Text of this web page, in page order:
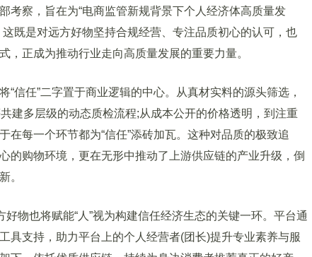
考察，旨在为“电商监管新规背景下个人经济体高质量发
既是对远方好物坚持合规经营、专注品质初心的认可，也
，正成为推动行业走向高质量发展的重要力量。
任”二字置于商业逻辑的中心。从真材实料的源头筛选，
建多层级的动态质检流程;从成本公开的价格透明，到注重
在每一个环节都为“信任”添砖加瓦。这种对品质的极致追
的购物环境，更在无形中推动了上游供应链的产业升级，倒
。
物也将赋能“人”视为构建信任经济生态的关键一环。平台通
具支持，助力平台上的个人经营者(团长)提升专业素养与服